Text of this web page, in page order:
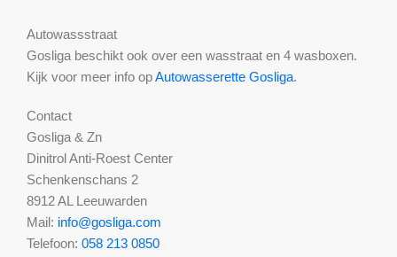
Autowassstraat
Gosliga beschikt ook over een wasstraat en 4 wasboxen.
Kijk voor meer info opAutowasserette Gosliga.
Contact
Gosliga & Zn
Dinitrol Anti-Roest Center
Schenkenschans 2
8912 AL Leeuwarden
Mail: info@gosliga.com
Telefoon: 058 213 0850